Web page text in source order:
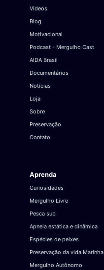
Vídeos
Blog
Motivacional
Podcast - Mergulho Cast
AIDA Brasil
Documentários
Notícias
Loja
Sobre
Preservação
Contato
Aprenda
Curiosidades
Mergulho Livre
Pesca sub
Apneia estática e dinâmica
Espécies de peixes
Preservação da vida Marinha
Mergulho Autônomo